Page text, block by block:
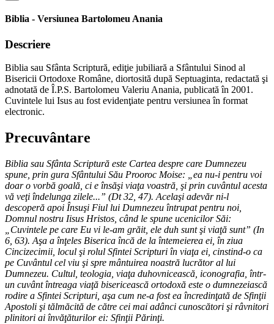
Biblia - Versiunea Bartolomeu Anania
Descriere
Biblia sau Sfânta Scriptură, ediţie jubiliară a Sfântului Sinod al
Bisericii Ortodoxe Române, diortosită după Septuaginta, redactată şi
adnotată de Î.P.S. Bartolomeu Valeriu Anania, publicată în 2001.
Cuvintele lui Isus au fost evidenţiate pentru versiunea în format
electronic.
Precuvântare
Biblia sau Sfânta Scriptură este Cartea despre care Dumnezeu
spune, prin gura Sfântului Său Prooroc Moise: „ea nu-i pentru voi
doar o vorbă goală, ci e însăşi viaţa voastră, şi prin cuvântul acesta
vă veţi îndelunga zilele...” (Dt 32, 47). Acelaşi adevăr ni-l
descoperă apoi Însuşi Fiul lui Dumnezeu întrupat pentru noi,
Domnul nostru Iisus Hristos, când le spune ucenicilor Săi:
„Cuvintele pe care Eu vi le-am grăit, ele duh sunt şi viaţă sunt” (In
6, 63). Aşa a înţeles Biserica încă de la întemeierea ei, în ziua
Cincizecimii, locul şi rolul Sfintei Scripturi în viaţa ei, cinstind-o ca
pe Cuvântul cel viu şi spre mântuirea noastră lucrător al lui
Dumnezeu. Cultul, teologia, viaţa duhovnicească, iconografia, într-
un cuvânt întreaga viaţă bisericească ortodoxă este o dumnezeiască
rodire a Sfintei Scripturi, aşa cum ne-a fost ea încredinţată de Sfinţii
Apostoli şi tălmăcită de către cei mai adânci cunoscători şi râvnitori
plinitori ai învăţăturilor ei: Sfinţii Părinţi.